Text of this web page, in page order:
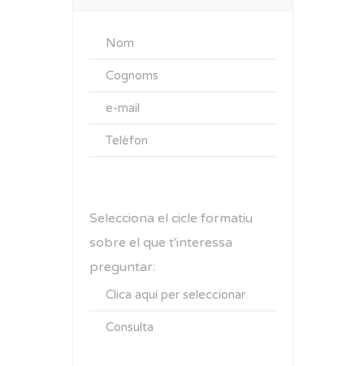
Selecciona el cicle formatiu
sobre el que t'interessa
preguntar: